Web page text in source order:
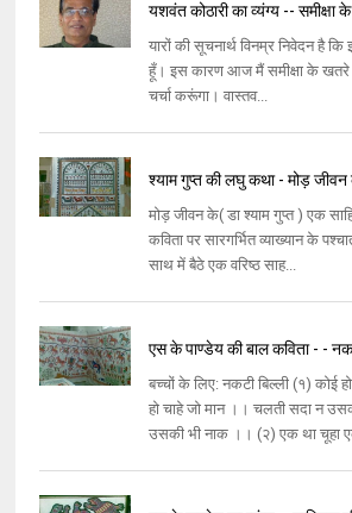
यशवंत कोठारी का व्यंग्य -- समीक्षा
यारों की सूचनार्थ विनम्र निवेदन है कि
हूँ। इस कारण आज मैं समीक्षा के खतरे
चर्चा करूंगा। वास्‍तव...
श्याम गुप्त की लघु कथा - मोड़
मोड़ जीवन के( डा श्याम गुप्त ) एक
कविता पर सारगर्भित व्याख्यान के
साथ में बैठे एक वरिष्ठ साह...
एस के पाण्डेय की बाल कविता - -
बच्चों के लिए: नकटी बिल्ली (१) कोई
हो चाहे जो मान ।। चलती सदा न
उसकी भी नाक ।। (२) एक था चूहा